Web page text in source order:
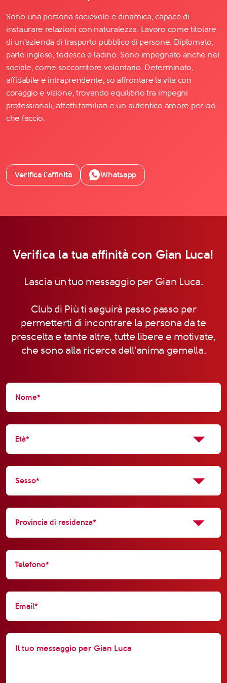
Sono una persona socievole e dinamica, capace di
instaurare relazioni con naturalezza. Lavoro come titolare
di un'azienda di trasporto pubblico di persone. Diplomato,
parlo inglese, tedesco e ladino. Sono impegnato anche nel
sociale, come soccorritore volontario. Determinato,
affidabile e intraprendente, so affrontare la vita con
coraggio e visione, trovando equilibrio tra impegni
professionali, affetti familiari e un autentico amore per ciò
che faccio.
Verifica l’affinità Whatsapp
Verifica la tua affinità con Gian Luca!
Lascia un tuo messaggio per Gian Luca.
Club di Più ti seguirà passo passo per
permetterti di incontrare la persona da te
prescelta e tante altre, tutte libere e motivate,
che sono alla ricerca dell'anima gemella.